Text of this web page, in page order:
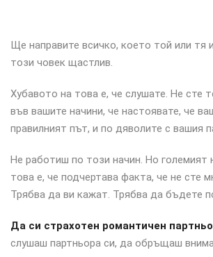
Ще направите всичко, което той или тя
този човек щастлив.
Хубавото на това е, че слушате. Не сте
във вашите начини, че настоявате, че
правилният път, и по дяволите с вашия
Не работиш по този начин. Но големият
това е, че подчертава факта, че не сте
Трябва да ви кажат. Трябва да бъдете
Да си страхотен романтичен
слушаш партньора си, да обръщаш